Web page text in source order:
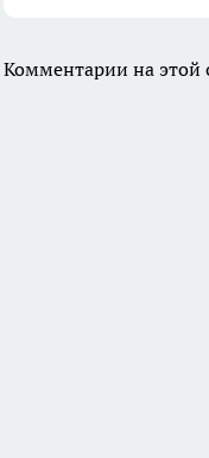
Комментарии на этой